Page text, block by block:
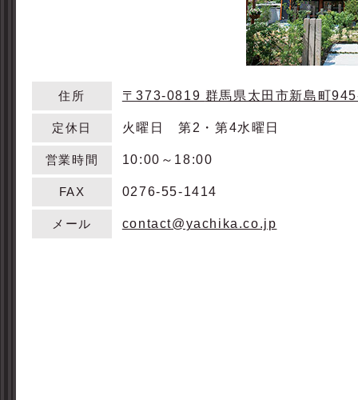
住所 〒373-0819 群馬県太田市新島町
定休日 火曜日 第2・第4水曜日
営業時間 10:00～18:00
FAX 0276-55-1414
メール contact@yachika.co.jp